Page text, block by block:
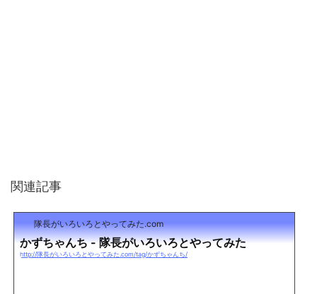
関連記事
隊長がいろいろとやってみた.com
かずちゃんち - 隊長がいろいろとやってみた
http://隊長がいろいろとやってみた.com/tag/かずちゃんち/